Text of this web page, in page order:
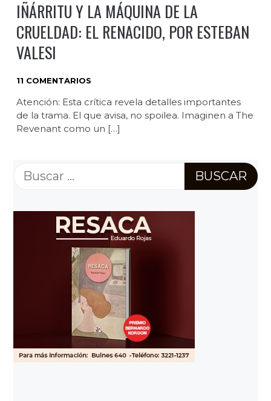
IÑÁRRITU Y LA MÁQUINA DE LA
CRUELDAD: EL RENACIDO, POR ESTEBAN
VALESI
11 COMENTARIOS
Atención: Esta crítica revela detalles importantes
de la trama. El que avisa, no spoilea. Imaginen a The
Revenant como un […]
Buscar: